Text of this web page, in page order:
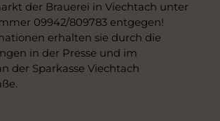
der Brauerei in Viechtach unter
09942/809783 entgegen!
erhalten sie durch die
in der Presse und im
der Sparkasse Viechtach